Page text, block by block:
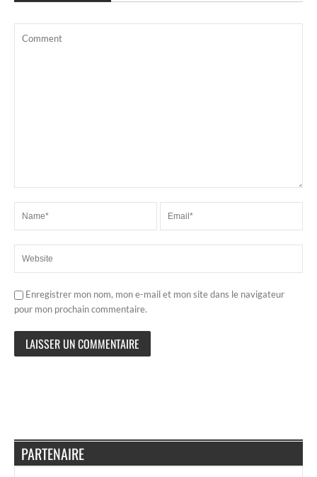
Enregistrer mon nom, mon e-mail et mon site dans le navigateur
pour mon prochain commentaire.
PARTENAIRE